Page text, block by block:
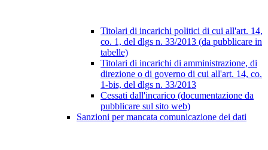
Titolari di incarichi politici di cui all'art. 14,
co. 1, del dlgs n. 33/2013 (da pubblicare in
tabelle)
Titolari di incarichi di amministrazione, di
direzione o di governo di cui all'art. 14, co.
1-bis, del dlgs n. 33/2013
Cessati dall'incarico (documentazione da
pubblicare sul sito web)
Sanzioni per mancata comunicazione dei dati